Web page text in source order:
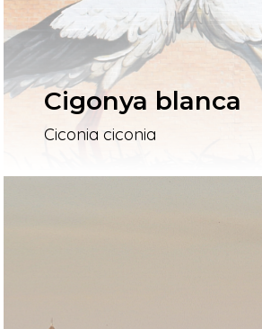
Cigonya blanca
Ciconia ciconia